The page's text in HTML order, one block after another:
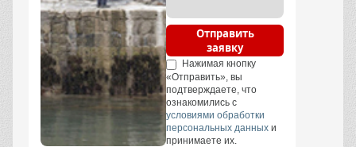
Отправить
заявку
Нажимая кнопку
«Отправить», вы
подтверждаете, что
ознакомились с
условиями обработки
персональных данных и
принимаете их.